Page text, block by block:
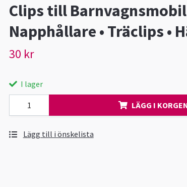
Clips till Barnvagnsmobil
Napphållare • Träclips •
30 kr
I lager
LÄGG I
Lägg till i önskelista